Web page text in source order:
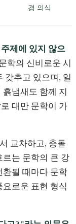
경 의식
제에 있지 않으
학의 신비로운 시
갖추고 있으며, 일
냄새도 함께 지
대만 문학이 가
교차하고, 충돌
는 문학의 큰 강
환될 때마다 문학
로운 표현 형식